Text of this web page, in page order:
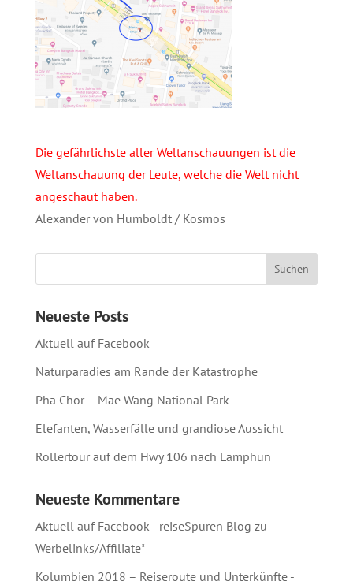
Die gefährlichste aller Weltanschauungen ist die
Weltanschauung der Leute, welche die Welt nicht
angeschaut haben.
Alexander von Humboldt / Kosmos
Neueste Posts
Aktuell auf Facebook
Naturparadies am Rande der Katastrophe
Pha Chor – Mae Wang National Park
Elefanten, Wasserfälle und grandiose Aussicht
Rollertour auf dem Hwy 106 nach Lamphun
Neueste Kommentare
Aktuell auf Facebook - reiseSpuren Blog zu
Werbelinks/Affiliate*
Kolumbien 2018 – Reiseroute und Unterkünfte -